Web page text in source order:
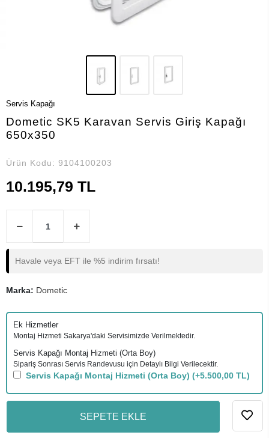
Servis Kapağı
Dometic SK5 Karavan Servis Giriş Kapağı
650x350
Ürün Kodu: 9104100203
10.195,79 TL
Havale veya EFT ile %5 indirim fırsatı!
Marka: Dometic
Ek Hizmetler
Montaj Hizmeti Sakarya'daki Servisimizde Verilmektedir.
Servis Kapağı Montaj Hizmeti (Orta Boy)
Sipariş Sonrası Servis Randevusu için Detaylı Bilgi Verilecektir.
Servis Kapağı Montaj Hizmeti (Orta Boy) (+5.500,00 TL)
SEPETE EKLE